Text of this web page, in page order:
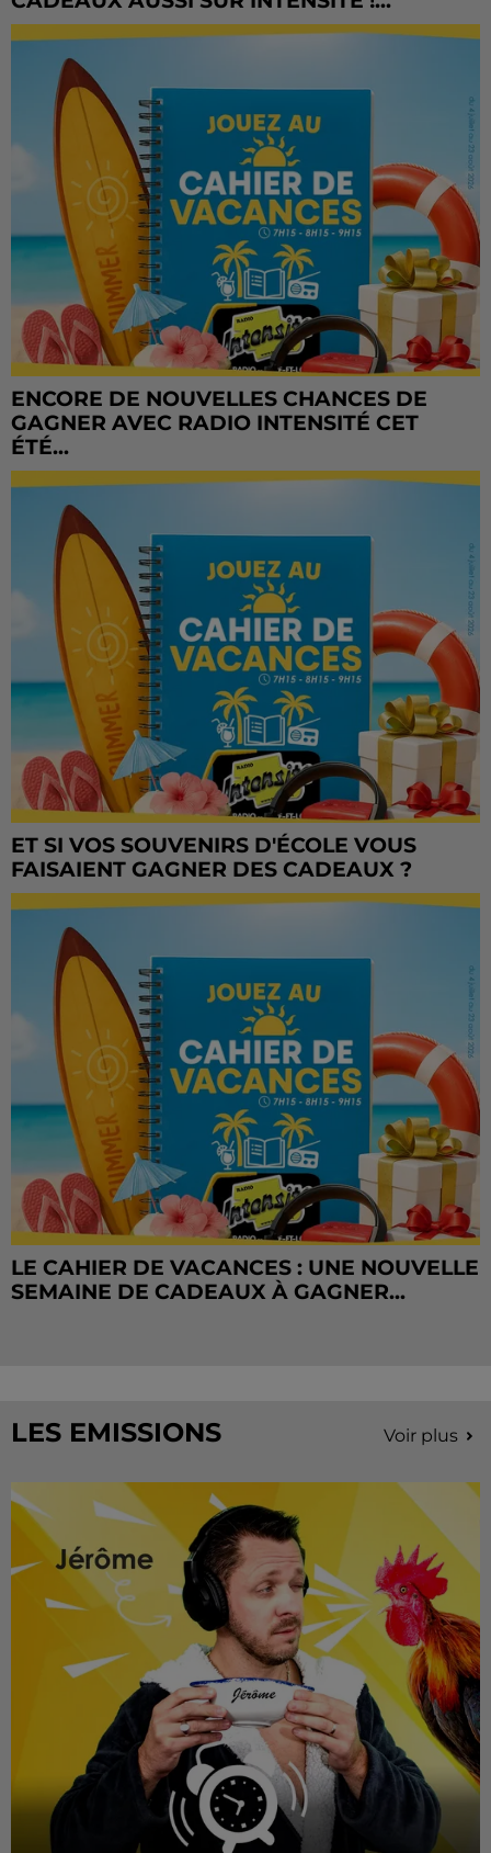
ENCORE DE NOUVELLES CHANCES DE
GAGNER AVEC RADIO INTENSITÉ CET
ÉTÉ...
ET SI VOS SOUVENIRS D'ÉCOLE VOUS
FAISAIENT GAGNER DES CADEAUX ?
LE CAHIER DE VACANCES : UNE NOUVELLE
SEMAINE DE CADEAUX À GAGNER...
LES EMISSIONS Voir plus